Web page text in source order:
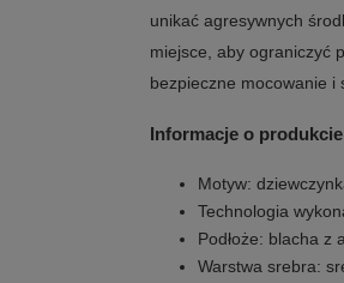
unikać agresywnych
miejsce, aby ograniczyć
bezpieczne mocowanie i
Informacje o produkcie
Motyw:
Technologia
Podłoże: blacha z
Warstwa srebra: